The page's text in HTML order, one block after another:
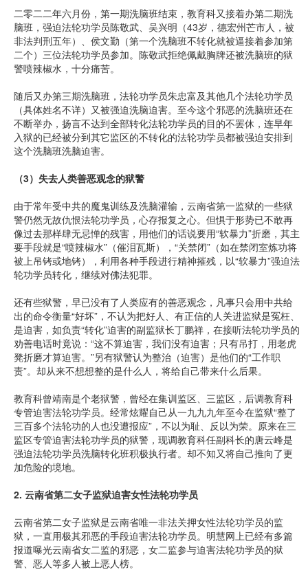
二零二二年六月份，第一期洗脑班结束，教育科又接着办第二期洗
脑班，强迫法轮功学员陈敬武、吴兴明（43岁，德宏州芒市人，被
非法判刑五年）、侯文勤（第一个洗脑班不转化就被逼接着参加第
二个）三位法轮功学员参加。陈敬武拒绝佩戴胸牌还被洗脑班的狱
警喷辣椒水，十分痛苦。
随后又办第三期洗脑班，法轮功学员朱忠富及其他几个法轮功学员
（具体姓名不详）又被强迫洗脑迫害。至今这个邪恶的洗脑班还在
不断举办，扬言不达到全部转化法轮功学员的目的不罢休，连早年
入狱的已经被分到其它监区的不转化的法轮功学员都被强迫安排到
这个洗脑班洗脑迫害。
（3）失去人类善恶观念的狱警
由于常年受中共的魔鬼训练及洗脑灌输，云南省第一监狱的一些狱
警仍然无故仇恨法轮功学员，心存报复之心。但惧于形势已不敢再
像过去那样肆无忌惮的残害，用他们的话说要用“软暴力”折磨，其主
要手段就是“喷辣椒水”（催泪瓦斯），“关禁闭”（如在禁闭室炼功将
被上吊铐或地铐），利用各种手段进行精神摧残，以“软暴力”强迫法
轮功学员转化，继续对佛法犯罪。
还有些狱警，早已没有了人类应有的善恶观念，凡事只会用中共给
出的命令衡量“好坏”，不认为把好人、有正信的人关进监狱是冤枉、
是迫害，如负责“转化”迫害的副监狱长丁鹏祥，在接听法轮功学员的
劝善电话时竟说：“这不算迫害，我们没有迫害；只有吊打，用老虎
凳折磨才算迫害。”另有狱警认为整治（迫害）是他们的“工作职
责”。却从来不想想整的是什么人，将给自己带来什么后果。
教育科曾靖南是个老狱警，曾经在集训监区、三监区，后调教育科
专管迫害法轮功学员。经常炫耀自己从一九九九年至今在监狱“整了
三百多个法轮功的人也没遭报应”，不以为耻、反以为荣。原来在三
监区专管迫害法轮功学员的狱警，现调教育科任副科长的唐云峰是
强迫法轮功学员洗脑转化班积极执行者。却不知又将自己推向了更
加危险的境地。
2. 云南省第二女子监狱迫害女性法轮功学员
云南省第二女子监狱是云南省唯一非法关押女性法轮功学员的监
狱，一直用极其邪恶的手段迫害法轮功学员。明慧网上已经有多篇
报道曝光云南省女二监的邪恶，女二监参与迫害法轮功学员的狱
警、恶人等多人被上恶人榜。